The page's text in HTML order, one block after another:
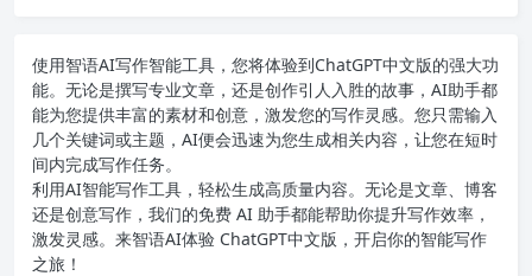
使用智语AI写作智能工具，您将体验到ChatGPT中文版的强大功
能。无论是撰写专业文章，还是创作引人入胜的故事，AI助手都
能为您提供丰富的素材和创意，激发您的写作灵感。您只需输入
几个关键词或主题，AI便会迅速为您生成相关内容，让您在短时
间内完成写作任务。
利用AI智能写作工具，轻松生成高质量内容。无论是文章、博客
还是创意写作，我们的免费 AI 助手都能帮助你提升写作效率，
激发灵感。来智语AI体验 ChatGPT中文版 ，开启你的智能写作
之旅！